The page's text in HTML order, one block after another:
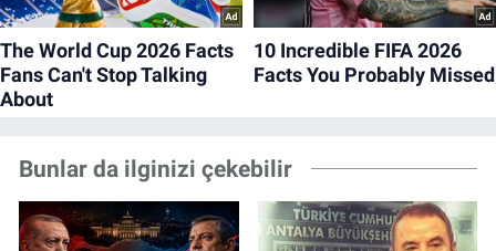
Bunlar da ilginizi çekebilir